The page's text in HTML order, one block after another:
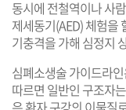
동시에 전철역이나 사
제세동기(AED) 체험을
기충격을 가해 심정지
심폐소생술 가이드라
따르면 일반인 구조자